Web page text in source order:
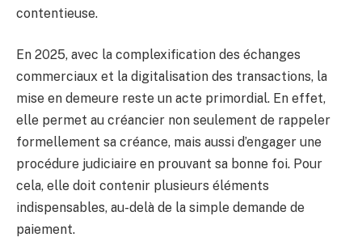
contentieuse.
En 2025, avec la complexification des échanges
commerciaux et la digitalisation des transactions, la
mise en demeure reste un acte primordial. En effet,
elle permet au créancier non seulement de rappeler
formellement sa créance, mais aussi d’engager une
procédure judiciaire en prouvant sa bonne foi. Pour
cela, elle doit contenir plusieurs éléments
indispensables, au-delà de la simple demande de
paiement.